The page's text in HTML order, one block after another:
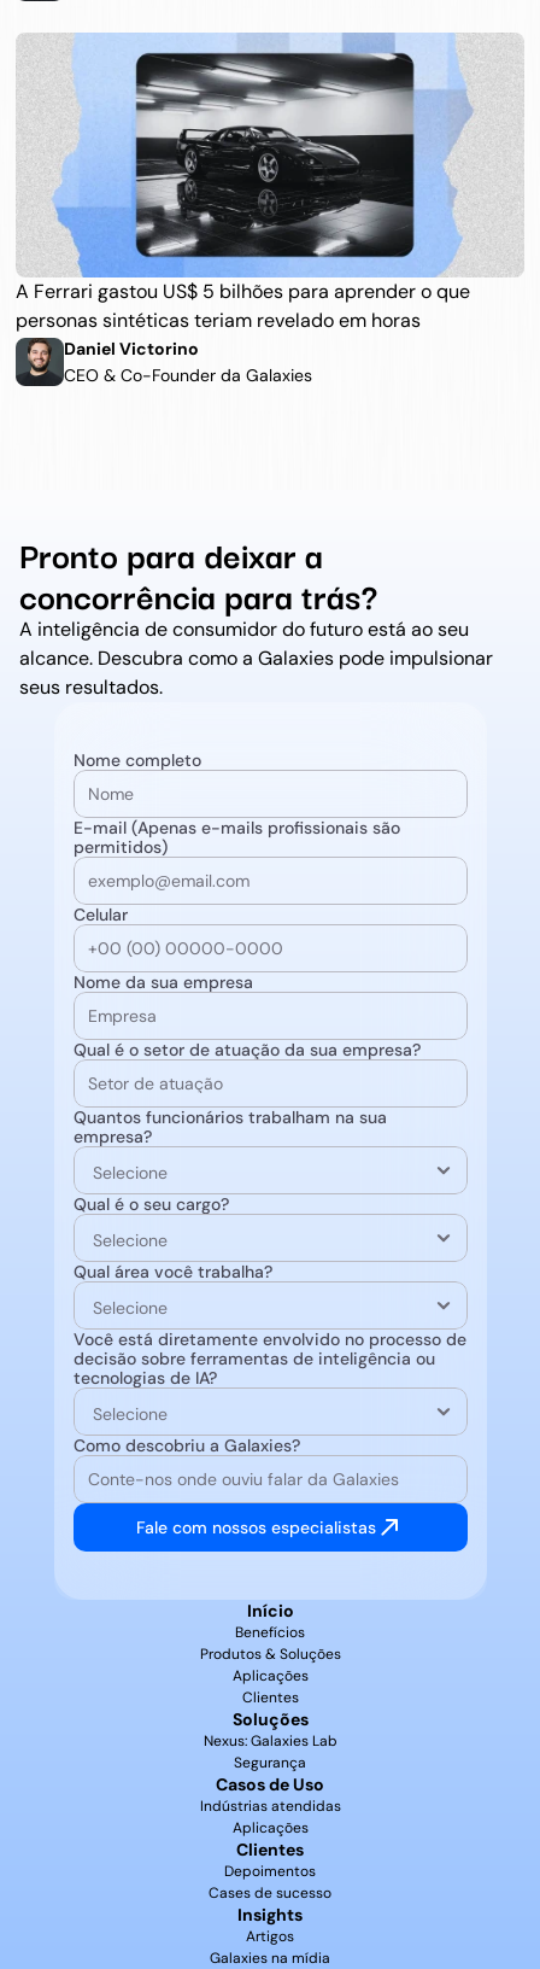
A Ferrari gastou US$ 5 bilhões para aprender o que
personas sintéticas teriam revelado em horas
Daniel Victorino
CEO & Co-Founder da Galaxies
Pronto para deixar a
concorrência para trás?
A inteligência de consumidor do futuro está ao seu
alcance. Descubra como a Galaxies pode impulsionar
seus resultados.
Nome completo
E-mail (Apenas e-mails profissionais são
permitidos)
Celular
Nome da sua empresa
Qual é o setor de atuação da sua empresa?
Quantos funcionários trabalham na sua
empresa?
Qual é o seu cargo?
Qual área você trabalha?
Você está diretamente envolvido no processo de
decisão sobre ferramentas de inteligência ou
tecnologias de IA?
Como descobriu a Galaxies?
Fale com nossos especialistas
Início
Benefícios
Produtos & Soluções
Aplicações
Clientes
Soluções
Nexus: Galaxies Lab
Segurança
Casos de Uso
Indústrias atendidas
Aplicações
Clientes
Depoimentos
Cases de sucesso
Insights
Artigos
Galaxies na mídia